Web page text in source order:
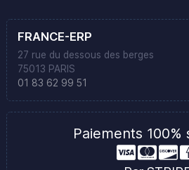
FRANCE-ERP
27 rue du dessous des berges
75013 PARIS
01 83 62 99 51
Paiements 100%